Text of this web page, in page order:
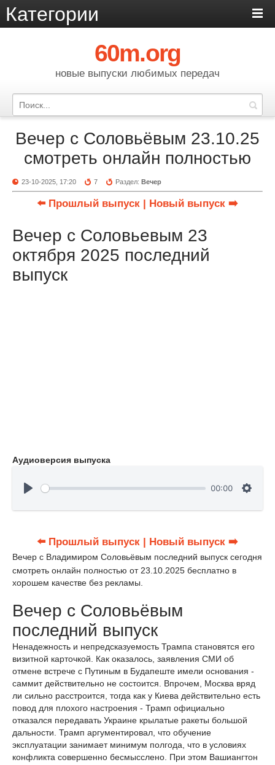
Категории
60m.org
новые выпуски любимых передач
Вечер с Соловьёвым 23.10.25
смотреть онлайн полностью
23-10-2025, 17:20 7 Раздел:Вечер
⬅️ Прошлый выпуск | Новый выпуск ➡️
Вечер с Соловьевым 23
октября 2025 последний
выпуск
Аудиоверсия выпуска
00:00
⬅️ Прошлый выпуск | Новый выпуск ➡️
Вечер с Владимиром Соловьёвым последний выпуск сегодня
смотреть онлайн полностью от 23.10.2025 бесплатно в
хорошем качестве без рекламы.
Вечер с Соловьёвым
последний выпуск
Ненадежность и непредсказуемость Трампа становятся его
визитной карточкой. Как оказалось, заявления СМИ об
отмене встрече с Путиным в Будапеште имели основания -
саммит действительно не состоится. Впрочем, Москва вряд
ли сильно расстроится, тогда как у Киева действительно есть
повод для плохого настроения - Трамп официально
отказался передавать Украине крылатые ракеты большой
дальности. Трамп аргументировал, что обучение
эксплуатации занимает минимум полгода, что в условиях
конфликта совершенно бесмысслено. При этом Вашиангтон